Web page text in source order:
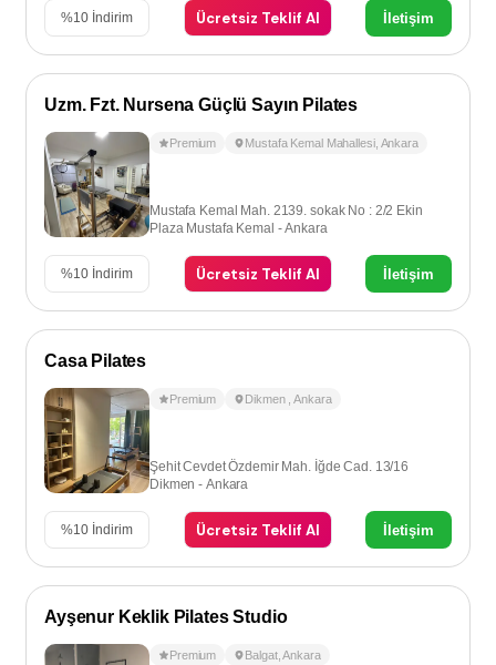
%10 İndirim Ücretsiz Teklif Al İletişim
Uzm. Fzt. Nursena Güçlü Sayın Pilates
Premium Mustafa Kemal Mahallesi, Ankara
Mustafa Kemal Mah. 2139. sokak No : 2/2 Ekin
Plaza Mustafa Kemal - Ankara
%10 İndirim Ücretsiz Teklif Al İletişim
Casa Pilates
Premium Dikmen ,Ankara
Şehit Cevdet Özdemir Mah. İğde Cad. 13/16
Dikmen - Ankara
%10 İndirim Ücretsiz Teklif Al İletişim
Ayşenur Keklik Pilates Studio
Premium Balgat,Ankara